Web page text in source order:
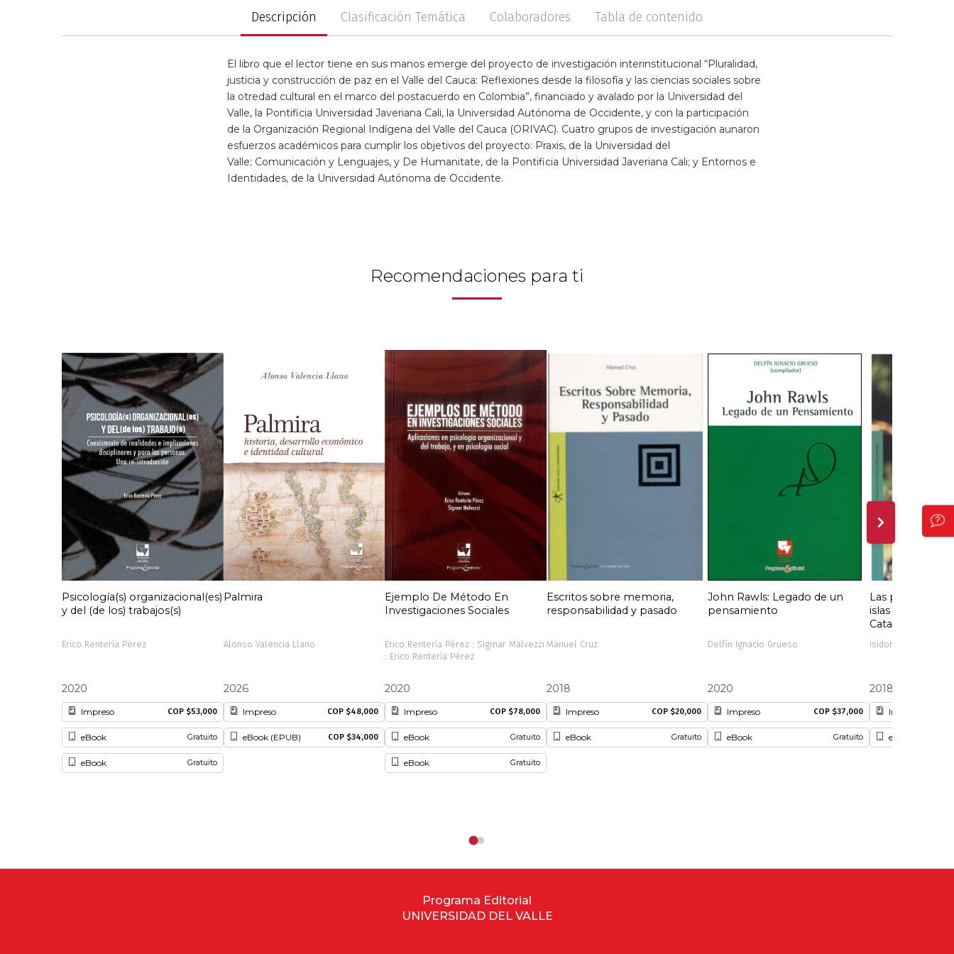
Descripción
El libro que el lector tiene en sus manos emerge del proyecto de investigación interinstitucional “Pluralidad,
justicia y construcción de paz en el Valle del Cauca: Reflexiones desde la filosofía y las ciencias sociales sobre
la otredad cultural en el marco del postacuerdo en Colombia”, financiado y avalado por la Universidad del
Valle, la Pontificia Universidad Javeriana Cali, la Universidad Autónoma de Occidente, y con la participación
de la Organización Regional Indígena del Valle del Cauca (ORIVAC). Cuatro grupos de investigación aunaron
esfuerzos académicos para cumplir los objetivos del proyecto: Praxis, de la Universidad del
Valle; Comunicación y Lenguajes, y De Humanitate, de la Pontificia Universidad Javeriana Cali; y Entornos e
Identidades, de la Universidad Autónoma de Occidente.
Clasificación Temática Colaboradores Tabla de contenido
Recomendaciones para ti
Psicología(s) organizacional(es)
y del (de los) trabajos(s)
Erico Rentería Pérez
2020
Impreso COP $53,000
eBook Gratuito
eBook Gratuito
Palmira
Alonso Valencia Llano
2026
Impreso COP $48,000
eBook (EPUB) COP $34,000
Ejemplo De Método En
Investigaciones Sociales
Erico Rentería Pérez : Sigmar Malvezzi
: Erico Rentería Pérez
2020
Impreso COP $78,000
eBook Gratuito
eBook Gratuito
Escritos sobre memoria,
responsabilidad y pasado
Manuel Cruz
2018
eBook Gratuito
Impreso COP $20,000
John Rawls: Legado de un
pensamiento
Delfín Ignacio Grueso
2020
Impreso COP $37,000
eBook Gratuito
Las plantas y
islas de
Catalina
Isidoro Cabrera
2018
Impreso
eBook
Programa Editorial
UNIVERSIDAD DEL VALLE